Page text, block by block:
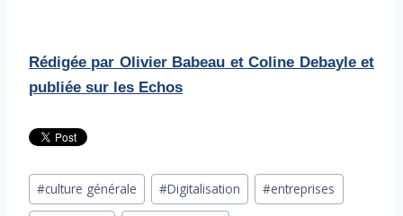
Rédigée par Olivier Babeau et Coline Debayle et
publiée sur les Echos
Étiquettes
de
#culture générale #Digitalisation #entreprises